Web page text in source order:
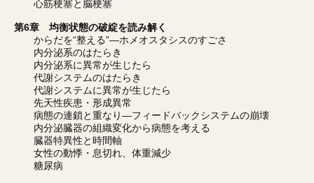
心筋梗塞と脳梗塞
第6章 均衡状態の破綻を読み解く
からだを“整える”―ホメオスタシスのすごさ
内分泌系のはたらき
内分泌系に異常が生じたら
代謝システムのはたらき
代謝システムに異常が生じたら
先天性疾患・形成異常
病態の連鎖と重なり―フィードバックシステムの崩壊
内分泌臓器の組織変化から病態を考える
臓器特異性と時間軸
女性の動悸・息切れ、体重減少
糖尿病